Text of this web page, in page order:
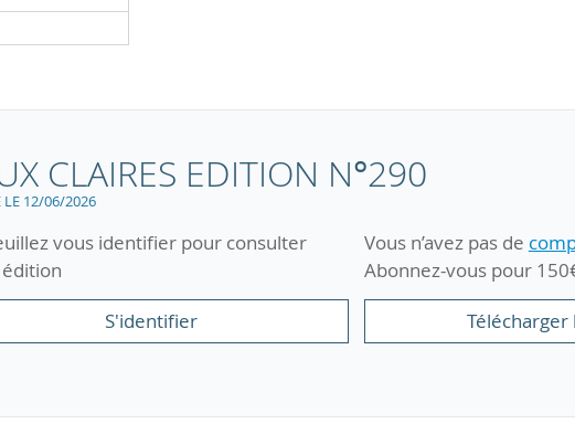
CLAIRES EDITION N°290
LE 12/06/2026
vous identifier pour consulter
S'identifier
Vous n’avez pas de
Abonnez-vous pour